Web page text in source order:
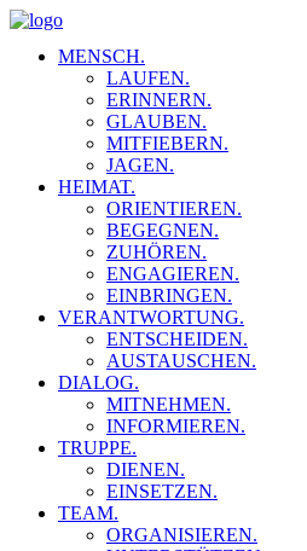
MENSCH.
LAUFEN.
ERINNERN.
GLAUBEN.
MITFIEBERN.
JAGEN.
HEIMAT.
ORIENTIEREN.
BEGEGNEN.
ZUHÖREN.
ENGAGIEREN.
EINBRINGEN.
VERANTWORTUNG.
ENTSCHEIDEN.
AUSTAUSCHEN.
DIALOG.
MITNEHMEN.
INFORMIEREN.
TRUPPE.
DIENEN.
EINSETZEN.
TEAM.
ORGANISIEREN.